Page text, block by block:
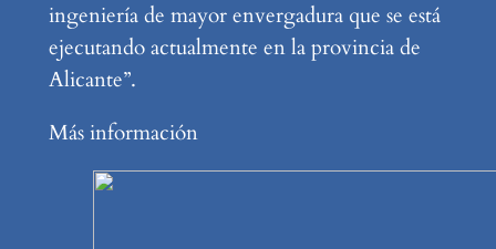
ingeniería de mayor envergadura que se está
ejecutando actualmente en la provincia de
Alicante”.
Más información